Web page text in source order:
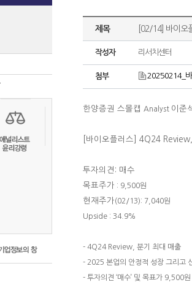
제목 [02/14] 바이오
작성자 리서치센터
첨부 20250214_
한양증권 스몰캡 Analyst 이준
[바이오플러스] 4Q24
투자의견: 매수
목표주가 : 9,500원
현재주가(02/13): 7,040원
Upside : 34.9%
- 4Q24 Review, 분기 최대 매출
- 2025 본업의 안정적 성장 그리고
- 투자의견 ‘매수’ 및 목표가 9,500